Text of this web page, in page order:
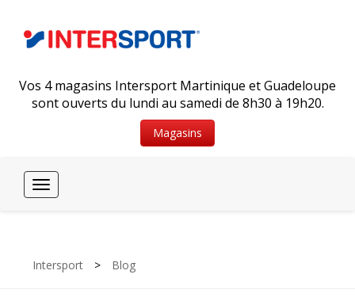
Vos 4 magasins Intersport Martinique et Guadeloupe
sont ouverts du lundi au samedi de 8h30 à 19h20.
Magasins
Toggle
Intersport > Blog